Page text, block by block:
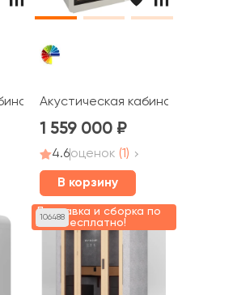
LWOP SIX felt (задняя стенка
Акустическая кабина LWOP
1 559 000
4.6оценок (1)
В корзину
106488
Доставка и сборка по
МСК Бесплатно!